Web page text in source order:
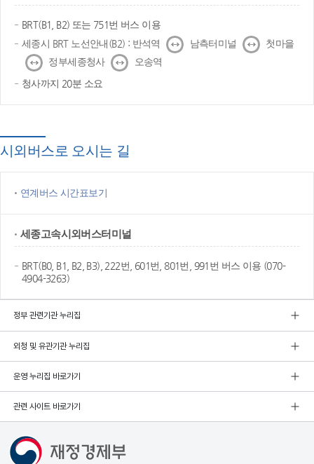
BRT(B1, B2) 또는 751번 버스 이용
세종시 BRT 노선안내(B2) : 반석역
↔ 남측터미널 ↔
첫마을
↔
정부세종청사 ↔
오송역
청사까지 20분 소요
시외버스로 오시는 길
연계버스 시간표보기
세종고속시외버스터미널
BRT(B0, B1, B2, B3), 222번, 601번, 801번, 991번 버스 이용 (070-
4904-3263)
정부 관련기관 누리집
외청 및 유관기관 누리집
운영 누리집 바로가기
관련 사이트 바로가기